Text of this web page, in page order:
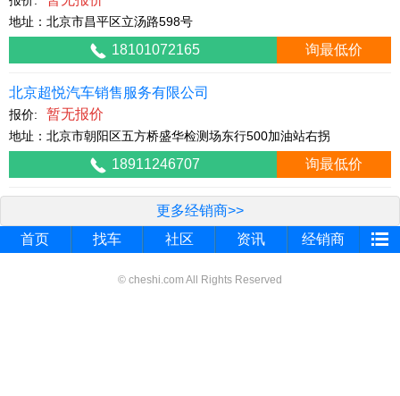
地址：北京市昌平区立汤路598号
18101072165 询最低价
北京超悦汽车销售服务有限公司
报价: 暂无报价
地址：北京市朝阳区五方桥盛华检测场东行500加油站右拐
18911246707 询最低价
更多经销商>>
首页
找车 社区 资讯 经销商
© cheshi.com All Rights Reserved